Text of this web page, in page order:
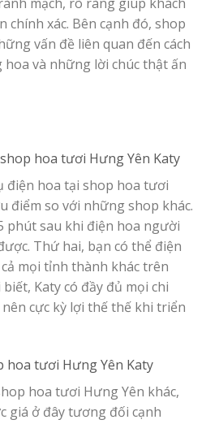
chính xác. Bên cạnh đó, shop
vấn đề liên quan đến cách
hoa và những lời chúc thật ấn
shop hoa tươi Hưng Yên Katy
điện hoa tại shop hoa tươi
điểm so với những shop khác.
phút sau khi điện hoa người
Thứ hai, bạn có thể điện
mọi tỉnh thành khác trên
Katy có đầy đủ mọi chi
cực kỳ lợi thế thế khi triển
hoa tươi Hưng Yên Katy
hoa tươi Hưng Yên khác,
giá ở đây tương đối cạnh